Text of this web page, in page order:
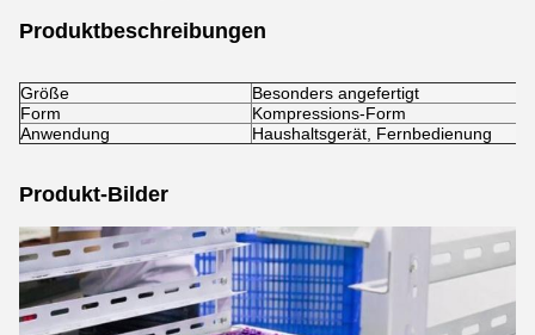
Produktbeschreibungen
Größe
Besonders angefertigt
Form
Kompressions-Form
Anwendung
Haushaltsgerät, Fernbedienung
Produkt-Bilder